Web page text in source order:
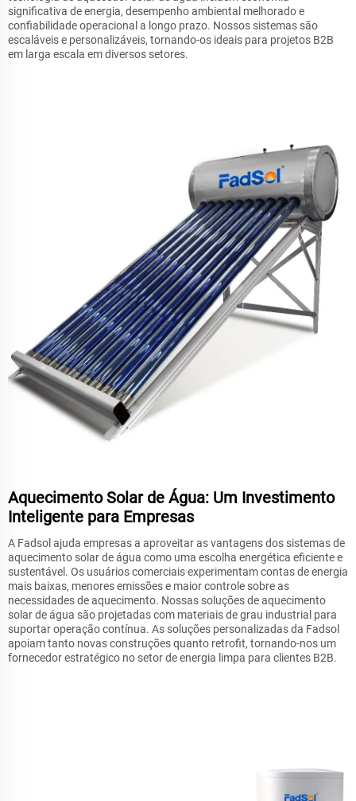
significativa de energia, desempenho ambiental melhorado e
confiabilidade operacional a longo prazo. Nossos sistemas são
escaláveis e personalizáveis, tornando-os ideais para projetos B2B
em larga escala em diversos setores.
Aquecimento Solar de Água: Um Investimento
Inteligente para Empresas
A Fadsol ajuda empresas a aproveitar as vantagens dos sistemas de
aquecimento solar de água como uma escolha energética eficiente e
sustentável. Os usuários comerciais experimentam contas de energia
mais baixas, menores emissões e maior controle sobre as
necessidades de aquecimento. Nossas soluções de aquecimento
solar de água são projetadas com materiais de grau industrial para
suportar operação contínua. As soluções personalizadas da Fadsol
apoiam tanto novas construções quanto retrofit, tornando-nos um
fornecedor estratégico no setor de energia limpa para clientes B2B.